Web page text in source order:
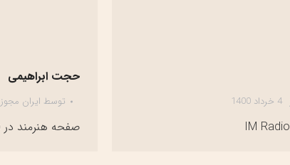
حجت ابراهیمی
توسط ایران مجوز
صفحه هنرمند در IM Radio
4 خرداد 1400